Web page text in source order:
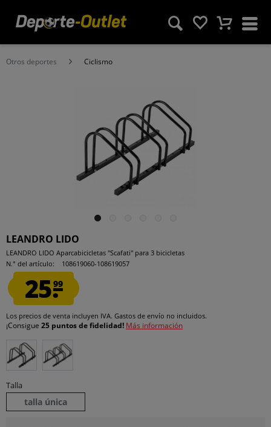
Otros deportes Ciclismo
LEANDRO LIDO
LEANDRO LIDO Aparcabicicletas "Scafati" para 3 bicicletas
N.° del artículo:
108619060-108619057
25.99
Los precios de venta incluyen IVA. Gastos de envío no incluidos.
¡Consigue 25 puntos de fidelidad! Más información
Talla
talla única